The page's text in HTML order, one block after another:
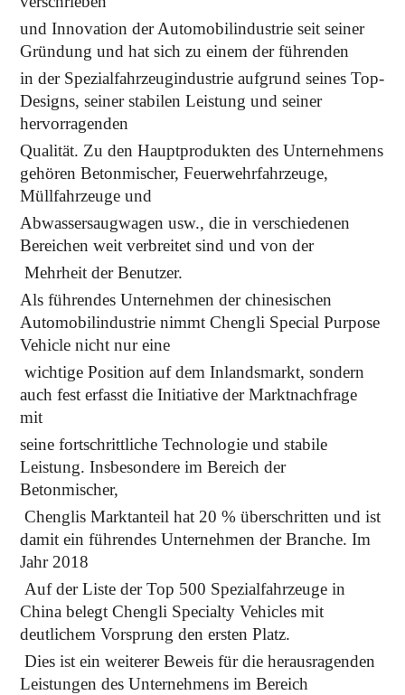
und Innovation der Automobilindustrie seit seiner
Gründung und hat sich zu einem der führenden
in der Spezialfahrzeugindustrie aufgrund seines Top-
Designs, seiner stabilen Leistung und seiner
hervorragenden
Qualität. Zu den Hauptprodukten des Unternehmens
gehören Betonmischer, Feuerwehrfahrzeuge,
Müllfahrzeuge und
Abwassersaugwagen usw., die in verschiedenen
Bereichen weit verbreitet sind und von der
Mehrheit der Benutzer.
Als führendes Unternehmen der chinesischen
Automobilindustrie nimmt Chengli Special Purpose
Vehicle nicht nur eine
wichtige Position auf dem Inlandsmarkt, sondern
auch fest erfasst die Initiative der Marktnachfrage
mit
seine fortschrittliche Technologie und stabile
Leistung. Insbesondere im Bereich der
Betonmischer,
Chenglis Marktanteil hat 20 % überschritten und ist
damit ein führendes Unternehmen der Branche. Im
Jahr 2018
Auf der Liste der Top 500 Spezialfahrzeuge in
China belegt Chengli Specialty Vehicles mit
deutlichem Vorsprung den ersten Platz.
Dies ist ein weiterer Beweis für die herausragenden
Leistungen des Unternehmens im Bereich